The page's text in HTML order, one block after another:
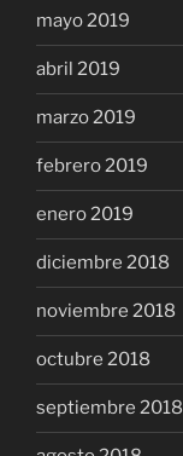
mayo 2019
abril 2019
marzo 2019
febrero 2019
enero 2019
diciembre 2018
noviembre 2018
octubre 2018
septiembre 2018